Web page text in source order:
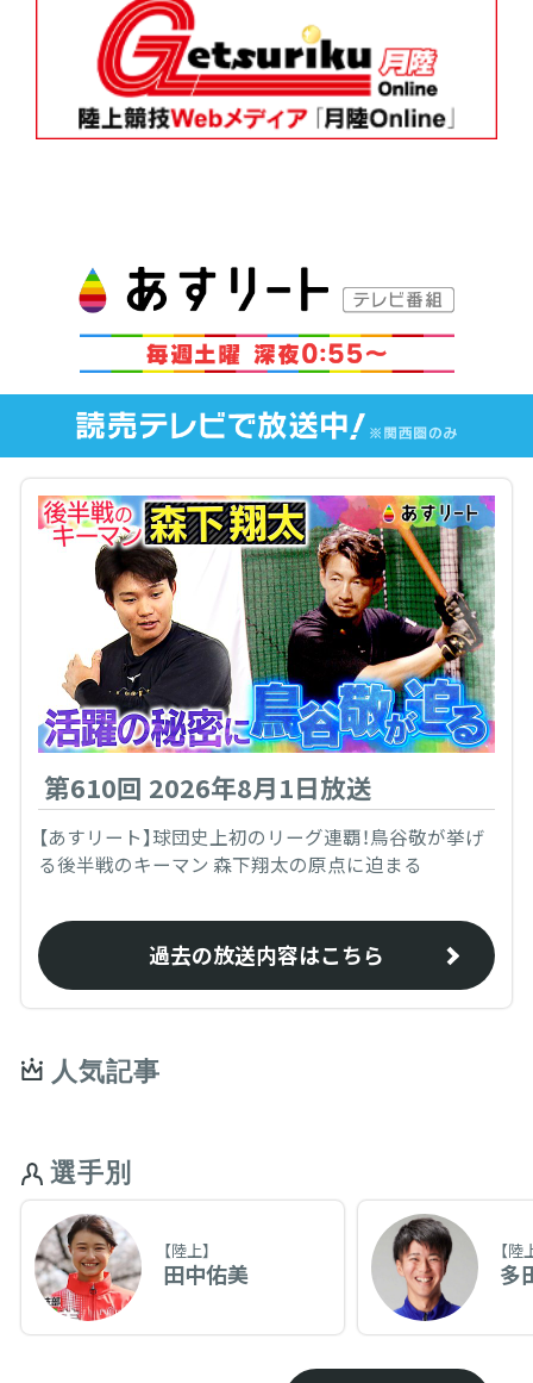
第610回 2026年8月1日放送
【あすリート】球団史上初のリーグ連覇！鳥谷敬が挙げ
る後半戦のキーマン 森下翔太の原点に迫まる
過去の放送内容はこちら
人気記事
選手別
【陸上】
田中佑美
【陸
多